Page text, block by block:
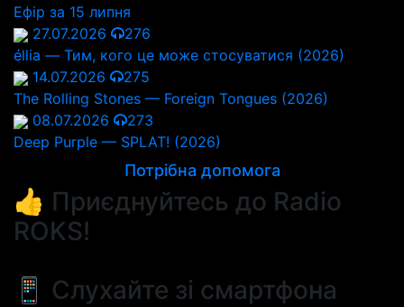
Ефір за 15 липня
27.07.2026
276
éllia — Тим, кого це може стосуватися (2026)
14.07.2026
275
The Rolling Stones — Foreign Tongues (2026)
08.07.2026
273
Deep Purple — SPLAT! (2026)
Потрібна допомога
👍 Приєднуйтесь до Radio
ROKS!
📱 Слухайте зі смартфона